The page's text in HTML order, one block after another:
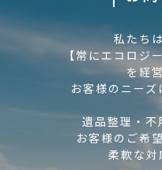
私たち
【常にエコロジ
を経
お客様のニーズ
遺品整理・不
お客様のご希
柔軟な対